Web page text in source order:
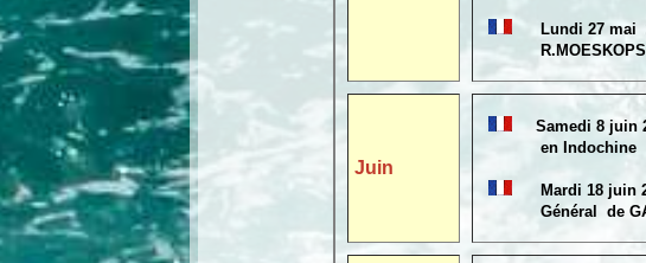
Lundi 27
R.MOESKOPS,
Juin
Samedi 8 juin
en Indochine
Mardi 18 juin
Général de